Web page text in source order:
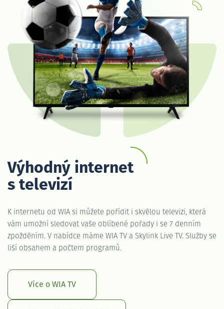
Výhodný internet
s televizí
K internetu od WIA si můžete pořídit i skvělou televizi, která
vám umožní sledovat vaše oblíbené pořady i se 7 denním
zpožděním. V nabídce máme WIA TV a Skylink Live TV. Služby se
liší obsahem a počtem programů.
Více o WIA TV